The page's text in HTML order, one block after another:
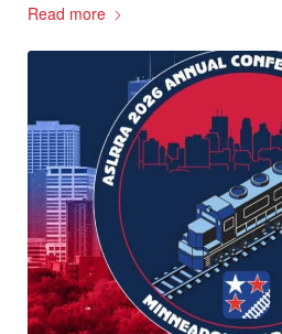
Read more